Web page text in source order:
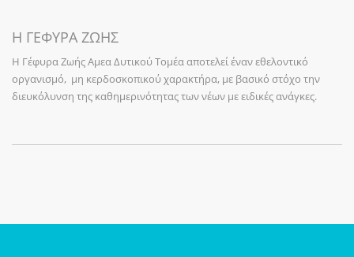
Η ΓΕΦΥΡΑ ΖΩΗΣ
Η Γέφυρα Ζωής Αμεα Δυτικού Τομέα αποτελεί έναν εθελοντικό
οργανισμό, μη κερδοσκοπικού χαρακτήρα, με βασικό στόχο την
διευκόλυνση της καθημερινότητας των νέων με ειδικές ανάγκες.